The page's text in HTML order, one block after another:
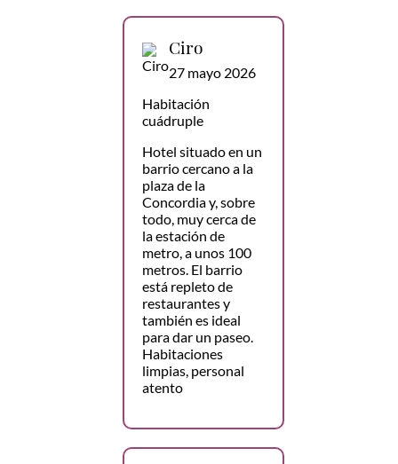
Ciro
27 mayo 2026
Habitación
cuádruple
Hotel situado en un
barrio cercano a la
plaza de la
Concordia y, sobre
todo, muy cerca de
la estación de
metro, a unos 100
metros. El barrio
está repleto de
restaurantes y
también es ideal
para dar un paseo.
Habitaciones
limpias, personal
atento